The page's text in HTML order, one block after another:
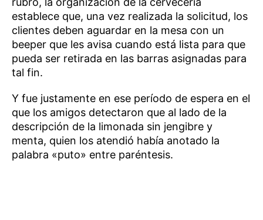
establece que, una vez realizada la solicitud, los
clientes deben aguardar en la mesa con un
beeper que les avisa cuando está lista para que
pueda ser retirada en las barras asignadas para
tal fin.
Y fue justamente en ese período de espera en el
que los amigos detectaron que al lado de la
descripción de la limonada sin jengibre y
menta, quien los atendió había anotado la
palabra «puto» entre paréntesis.